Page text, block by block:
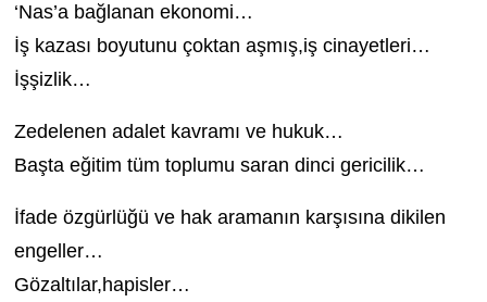
‘Nas’a bağlanan ekonomi…
İş kazası boyutunu çoktan aşmış,iş cinayetleri…
İşşizlik…
Zedelenen adalet kavramı ve hukuk…
Başta eğitim tüm toplumu saran dinci gericilik…
İfade özgürlüğü ve hak aramanın karşısına dikilen
engeller…
Gözaltılar,hapisler…